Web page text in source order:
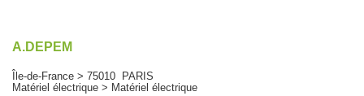
A.DEPEM
Île-de-France > 75010 PARIS
Matériel électrique > Matériel électrique